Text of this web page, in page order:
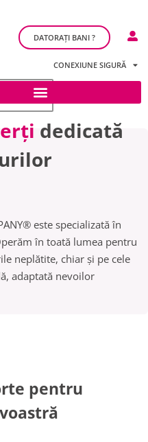
DATORAȚI BANI ?
CONEXIUNE SIGURĂ
dedicată
este specializată în
în toată lumea pentru
neplătite, chiar și pe cele
adaptată nevoilor
pentru